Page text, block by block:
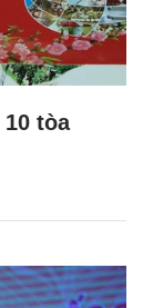
tòa